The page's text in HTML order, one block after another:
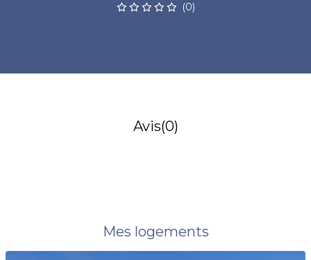
(0)
Avis(0)
Mes logements